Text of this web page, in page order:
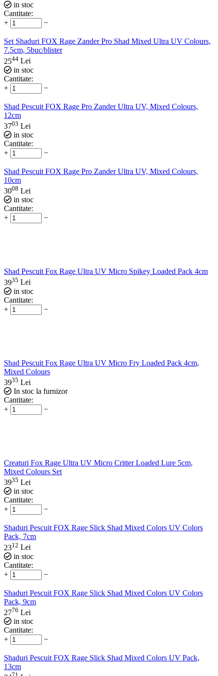
in stoc
Cantitate:
+
−
Set Shaduri FOX Rage Zander Pro Shad Mixed Ultra UV Colours,
7.5cm, 5buc/blister
2544 Lei
in stoc
Cantitate:
+
−
Shad Pescuit FOX Rage Pro Zander Ultra UV, Mixed Colours,
12cm
3703 Lei
in stoc
Cantitate:
+
−
Shad Pescuit FOX Rage Pro Zander Ultra UV, Mixed Colours,
10cm
3008 Lei
in stoc
Cantitate:
+
−
Shad Pescuit Fox Rage Ultra UV Micro Spikey Loaded Pack 4cm
3935 Lei
in stoc
Cantitate:
+
−
Shad Pescuit Fox Rage Ultra UV Micro Fry Loaded Pack 4cm,
Mixed Colours
3935 Lei
In stoc la furnizor
Cantitate:
+
−
Creaturi Fox Rage Ultra UV Micro Critter Loaded Lure 5cm,
Mixed Colours Set
3935 Lei
in stoc
Cantitate:
+
−
Shaduri Pescuit FOX Rage Slick Shad Mixed Colors UV Colors
Pack, 7cm
2312 Lei
in stoc
Cantitate:
+
−
Shaduri Pescuit FOX Rage Slick Shad Mixed Colors UV Colors
Pack, 9cm
2776 Lei
in stoc
Cantitate:
+
−
Shaduri Pescuit FOX Rage Slick Shad Mixed Colors UV Pack,
13cm